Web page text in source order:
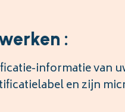
:
informatie van
en zijn